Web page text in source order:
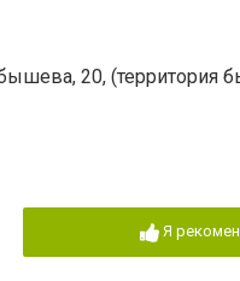
20, (территория
Я